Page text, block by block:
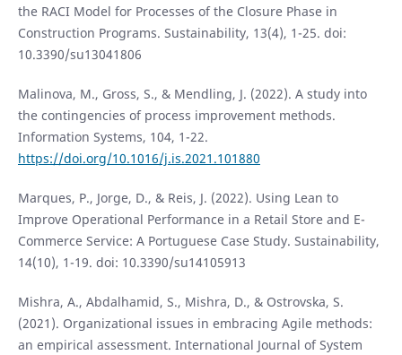
the RACI Model for Processes of the Closure Phase in
Construction Programs. Sustainability, 13(4), 1-25. doi:
10.3390/su13041806
Malinova, M., Gross, S., & Mendling, J. (2022). A study into
the contingencies of process improvement methods.
Information Systems, 104, 1-22.
https://doi.org/10.1016/j.is.2021.101880
Marques, P., Jorge, D., & Reis, J. (2022). Using Lean to
Improve Operational Performance in a Retail Store and E-
Commerce Service: A Portuguese Case Study. Sustainability,
14(10), 1-19. doi: 10.3390/su14105913
Mishra, A., Abdalhamid, S., Mishra, D., & Ostrovska, S.
(2021). Organizational issues in embracing Agile methods:
an empirical assessment. International Journal of System